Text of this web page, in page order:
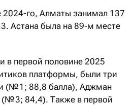
2024-го, Алматы занимал 137
Астана была на 89-м месте
первой половине 2025
платформы, были три
(№ 1; 88,8 балла), Аджман
3; 84,4). Также в первой